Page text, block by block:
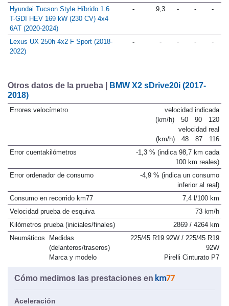
Hyundai Tucson Style Híbrido 1.6
T-GDI HEV 169 kW (230 CV) 4x4
6AT (2020-2024)
- 9,3 - - -
Lexus UX 250h 4x2 F Sport (2018-
2022)
- - - - -
Otros datos de la prueba | BMW X2 sDrive20i (2017-
2018)
Errores velocímetro
velocidad indicada
(km/h)
50 90
120
velocidad real
(km/h)
48 87
116
Error cuentakilómetros
-1,3 % (indica 98,7 km cada
100 km reales)
Error ordenador de consumo
-4,9 % (indica un consumo
inferior al real)
Consumo en recorrido km77
7,4 l/100 km
Velocidad prueba de esquiva
73 km/h
Kilómetros prueba (iniciales/finales)
2869 / 4264 km
Neumáticos
Medidas
(delanteros/traseros)
Marca y modelo
225/45 R19 92W / 225/45 R19
92W
Pirelli Cinturato P7
Cómo medimos las prestaciones en
Aceleración